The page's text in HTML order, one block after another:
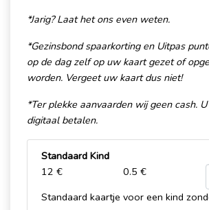
*Jarig? Laat het ons even weten.
*Gezinsbond spaarkorting en Uitpas
op de dag zelf op uw kaart gezet of
worden. Vergeet uw kaart dus niet!
*Ter plekke aanvaarden wij geen cash.
digitaal betalen.
Standaard Kind
12 €
0.5 €
Standaard kaartje voor een kind